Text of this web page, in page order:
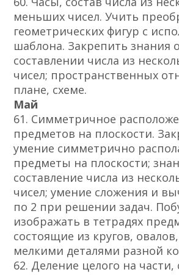
меньших чисел. Учить
геометрических фигур с
шаблона. Закрепить знания
составлении числа из
чисел; пространственных
плане, схеме.
Май
61. Симметричное
предметов на плоскости.
умение симметрично
предметы на плоскости;
составление числа из
чисел; умение сложения и
по 2 при решении задач.
изображать в тетрадях
состоящие из кругов,
мелкими деталями разной
62. Деление целого на части,